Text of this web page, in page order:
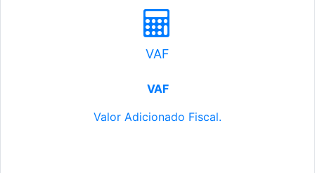
VAF
VAF
Valor Adicionado Fiscal.